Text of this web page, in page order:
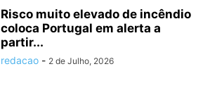
Risco muito elevado de incêndio
coloca Portugal em alerta a
partir...
redacao - 2 de Julho, 2026